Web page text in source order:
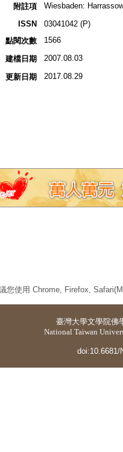
附註項
Wiesbaden:
ISSN
03041042 (P)
點閱次數
1566
建檔日期 2007.08.03
更新日期 2017.08.29
您使用 Chrome, Firefox,
臺灣大學文學院佛
National Taiwan
doi:10.6681/